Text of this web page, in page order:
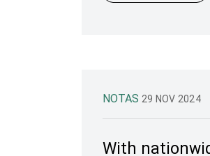
NOTAS 29 NOV 2024
With